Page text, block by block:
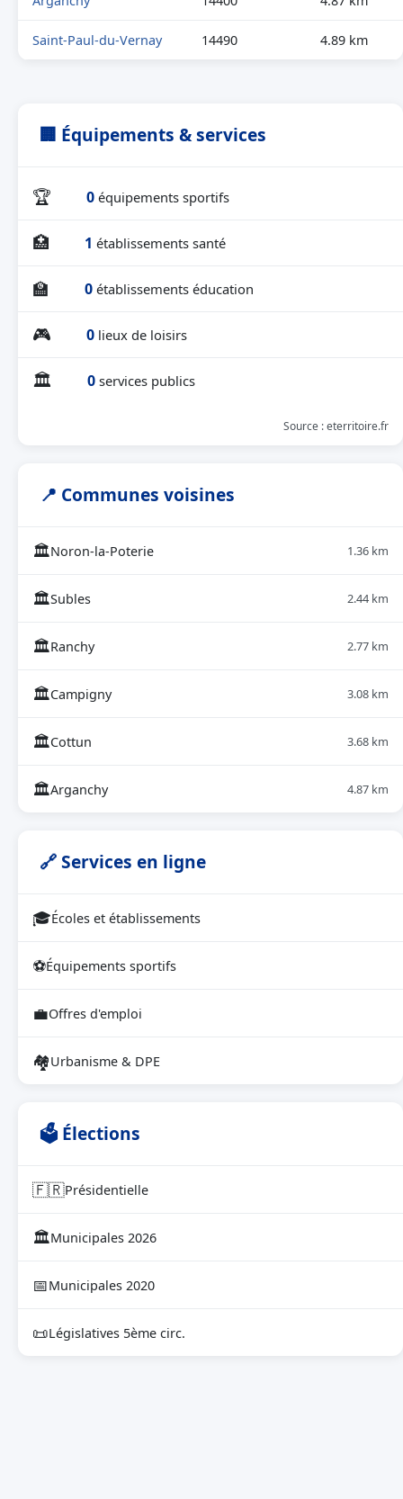
Saint-Paul-du-Vernay 14490 4.89 km
🏢 Équipements & services
🏆 0 équipements sportifs
🏥 1 établissements santé
🏫 0 établissements éducation
🎮 0 lieux de loisirs
🏛 0 services publics
Source : eterritoire.fr
📍 Communes voisines
🏛Noron-la-Poterie 1.36 km
🏛Subles 2.44 km
🏛Ranchy 2.77 km
🏛Campigny 3.08 km
🏛Cottun 3.68 km
🏛Arganchy 4.87 km
🔗 Services en ligne
🎓Écoles et établissements
⚽Équipements sportifs
💼Offres d'emploi
🏘Urbanisme & DPE
🗳 Élections
🇫🇷Présidentielle
🏛Municipales 2026
📅Municipales 2020
📜Législatives 5ème circ.